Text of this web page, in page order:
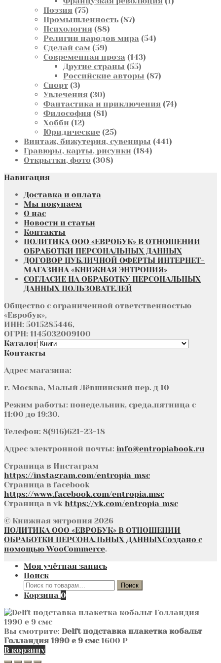
Поэзия 7575
товаров
Промышленность 8787
Психология 8888
товаров
Религии народов мира 5454
Сделай сам 5959
товаров
Современная проза 143143
Другие страны 5555
товаров
Российские авторы 8787
Спорт 33
товара
Увлечения 3030
товаров
Фантастика и приключения 7474
Философия 8181
Хобби 1212
товаров
Юридические 2525
товаров
Винтаж, бижутерия, сувениры 441441
Гравюры, карты, рисунки 184184
Открытки, фото 308308
Навигация
Доставка и оплата
Мы покупаем
О нас
Новости и статьи
Контакты
ПОЛИТИКА ООО «ЕВРОБУК» В ОТНОШЕНИИ
ОБРАБОТКИ ПЕРСОНАЛЬНЫХ ДАННЫХ
ДОГОВОР ПУБЛИЧНОЙ ОФЕРТЫ ИНТЕРНЕТ-
МАГАЗИНА «КНИЖНАЯ ЭНТРОПИЯ»
СОГЛАСИЕ НА ОБРАБОТКУ ПЕРСОНАЛЬНЫХ
ДАННЫХ ПОЛЬЗОВАТЕЛЕЙ
Общество с ограниченной ответственностью
«Евробук»,
ИНН: 5015285446,
ОГРН: 1145032009100
Каталог
Контакты
Адрес магазина:
г. Москва, Малый Лёвшинский пер. д 10
Режим работы: понедельник, среда,пятница с
11:00 до 19:30.
Телефон: 8(916)621-23-18
Адрес электронной почты: info@entropiabook.ru
Страница в Инстаграм
https://instagram.com/entropia_msc
Страница в facebook
https://www.facebook.com/entropia.msc
Страница в vk https://vk.com/entropia_msc
© Книжная энтропия 2026
ПОЛИТИКА ООО «ЕВРОБУК» В ОТНОШЕНИИ
ОБРАБОТКИ ПЕРСОНАЛЬНЫХ ДАННЫХСоздано с
помощью WooCommerce.
Моя учётная запись
Поиск
Искать:
Поиск
Корзина 0
Вы смотрите: Delft подставка плакетка кобальт
Голландия 1990 е 9 смс 1600 ₽
В корзину